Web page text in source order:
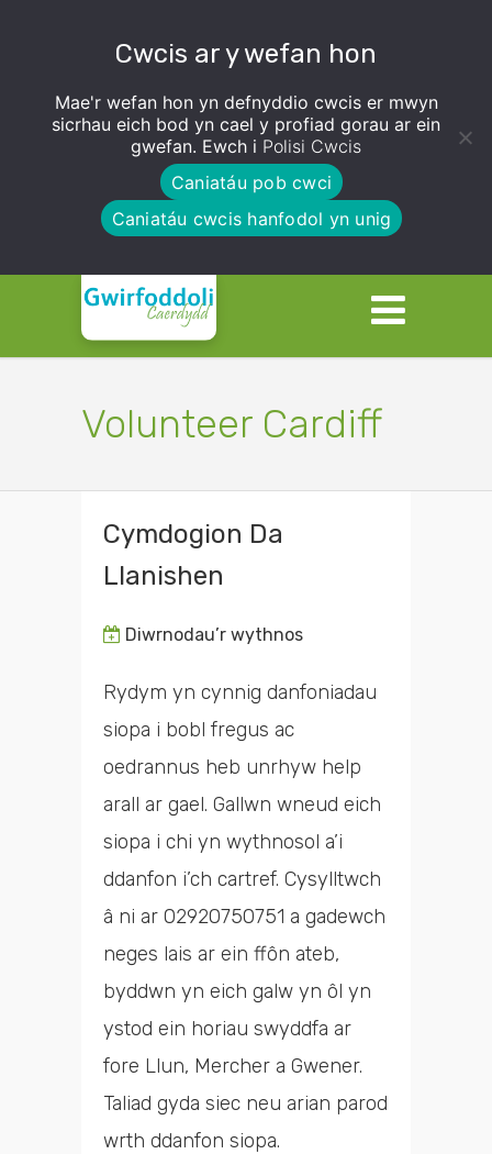
Cwcis ar y wefan hon
Mae'r wefan hon yn defnyddio cwcis er mwyn
sicrhau eich bod yn cael y profiad gorau ar ein
gwefan. Ewch i Polisi Cwcis
Caniatáu pob cwci
Caniatáu cwcis hanfodol yn unig
Volunteer Cardiff
Cymdogion Da
Llanishen
Diwrnodau’r wythnos
Rydym yn cynnig danfoniadau
siopa i bobl fregus ac
oedrannus heb unrhyw help
arall ar gael. Gallwn wneud eich
siopa i chi yn wythnosol a’i
ddanfon i’ch cartref. Cysylltwch
â ni ar 02920750751 a gadewch
neges lais ar ein ffôn ateb,
byddwn yn eich galw yn ôl yn
ystod ein horiau swyddfa ar
fore Llun, Mercher a Gwener.
Taliad gyda siec neu arian parod
wrth ddanfon siopa.